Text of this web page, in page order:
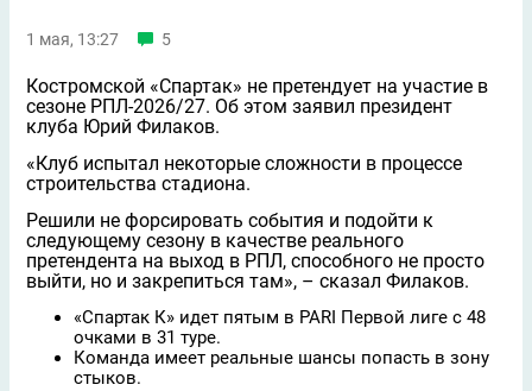
1 мая, 13:27 5
Костромской «Спартак» не претендует на участие в
сезоне РПЛ-2026/27. Об этом заявил президент
клуба Юрий Филаков.
«Клуб испытал некоторые сложности в процессе
строительства стадиона.
Решили не форсировать события и подойти к
следующему сезону в качестве реального
претендента на выход в РПЛ, способного не просто
выйти, но и закрепиться там», – сказал Филаков.
«Спартак К» идет пятым в PARI Первой лиге с 48
очками в 31 туре.
Команда имеет реальные шансы попасть в зону
стыков.